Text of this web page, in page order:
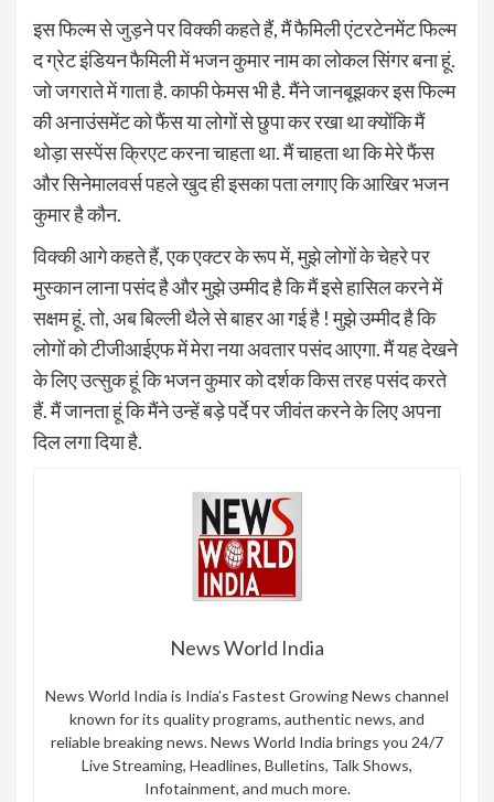
इस फिल्म से जुड़ने पर विक्की कहते हैं, मैं फैमिली एंटरटेनमेंट फिल्म
द ग्रेट इंडियन फैमिली में भजन कुमार नाम का लोकल सिंगर बना हूं.
जो जगराते में गाता है. काफी फेमस भी है. मैंने जानबूझकर इस फिल्म
की अनाउंसमेंट को फैंस या लोगों से छुपा कर रखा था क्योंकि मैं
थोड़ा सस्पेंस क्रिएट करना चाहता था. मैं चाहता था कि मेरे फैंस
और सिनेमालवर्स पहले खुद ही इसका पता लगाए कि आखिर भजन
कुमार है कौन.
विक्की आगे कहते हैं, एक एक्टर के रूप में, मुझे लोगों के चेहरे पर
मुस्कान लाना पसंद है और मुझे उम्मीद है कि मैं इसे हासिल करने में
सक्षम हूं. तो, अब बिल्ली थैले से बाहर आ गई है ! मुझे उम्मीद है कि
लोगों को टीजीआईएफ में मेरा नया अवतार पसंद आएगा. मैं यह देखने
के लिए उत्सुक हूं कि भजन कुमार को दर्शक किस तरह पसंद करते
हैं. मैं जानता हूं कि मैंने उन्हें बड़े पर्दे पर जीवंत करने के लिए अपना
दिल लगा दिया है.
News World India
News World India is India’s Fastest Growing News channel
known for its quality programs, authentic news, and
reliable breaking news. News World India brings you 24/7
Live Streaming, Headlines, Bulletins, Talk Shows,
Infotainment, and much more.